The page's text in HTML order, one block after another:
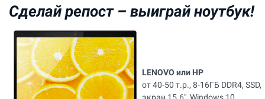
Сделай репост – выиграй ноутбук!
LENOVO или HP
от 40-50 т.р., 8-16ГБ DDR4, SSD,